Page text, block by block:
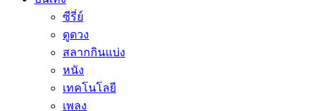
ซีรี่ย์
ดูดวง
สลากกินแบ่ง
หนัง
เทคโนโลยี
เพลง